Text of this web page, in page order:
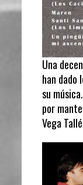
Una
han dado
su
por
Vega